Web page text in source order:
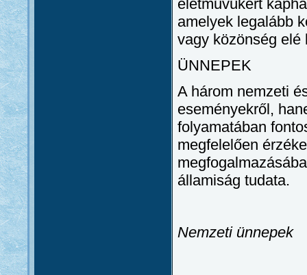
életművükért
amelyek legalább
vagy közönség elé
ÜNNEPEK
A három nemzeti
eseményekről,
folyamatában
megfelelően
államiság tudata.
Nemzeti ünnepek